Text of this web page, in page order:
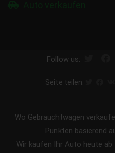
Follow us:
Seite teilen:
Wo Gebrauchtwagen
Punkten basierend
Wir kaufen Ihr Auto heute